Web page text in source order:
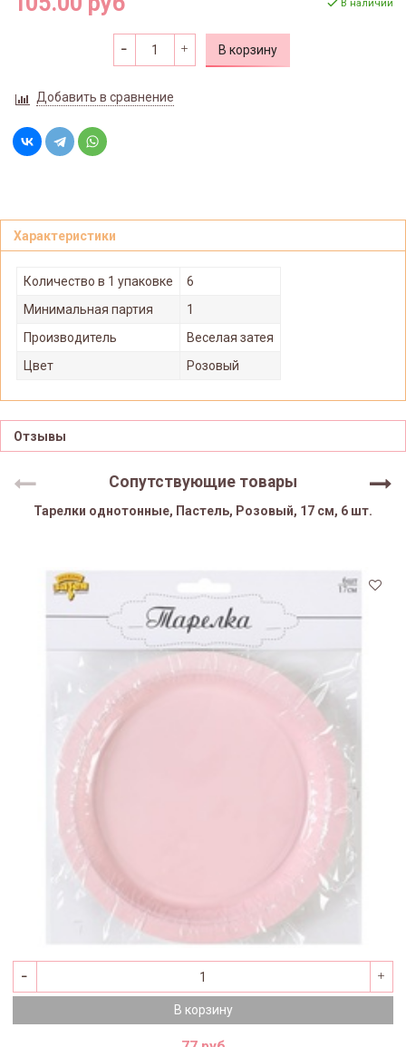
В наличии
В корзину
Добавить в сравнение
Характеристики
Количество в 1 упаковке
6
Минимальная партия
1
Производитель
Веселая затея
Цвет
Розовый
Отзывы
Сопутствующие товары
Тарелки однотонные, Пастель, Розовый, 17 см, 6 шт.
В корзину